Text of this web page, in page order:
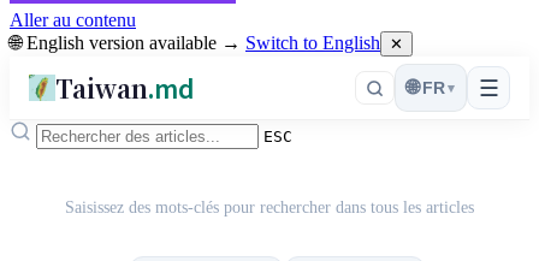
Aller au contenu
🌐 English version available → Switch to English ✕
Taiwan.md ☰
🌐 FR ▾
ESC
Saisissez des mots-clés pour rechercher dans tous les articles